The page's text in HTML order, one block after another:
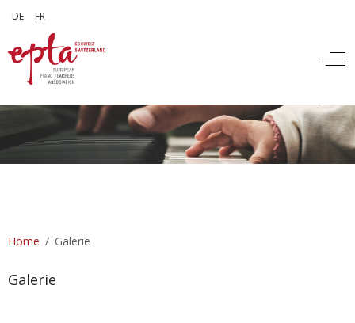
Sprache auswählen
DE FR
Off-
Home Galerie
Galerie